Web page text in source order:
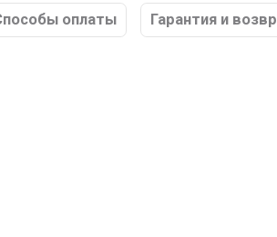
оплаты Гарантия и